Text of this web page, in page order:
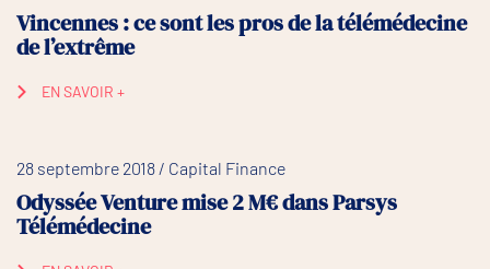
Vincennes : ce sont les pros de la télémédecine
de l’extrême
EN SAVOIR +
28 septembre 2018 / Capital Finance
Odyssée Venture mise 2 M€ dans Parsys
Télémédecine